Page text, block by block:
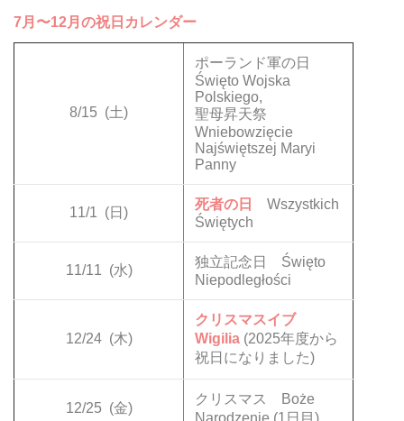
7月〜12月の祝日カレンダー
8/15 (土)
ポーランド軍の日
Święto Wojska
Polskiego,
聖母昇天祭
Wniebowzięcie
Najświętszej Maryi
Panny
11/1 (日)
死者の日
Wszystkich
Świętych
11/11 (水)
独立記念日 Święto
Niepodległości
12/24 (木)
クリスマスイブ
Wigilia (2025年度から
祝日になりました)
12/25 (金)
クリスマス Boże
Narodzenie (1日目)